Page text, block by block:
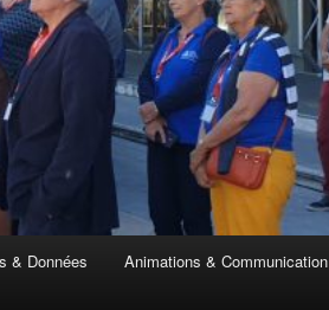
& Données Animations & Communication